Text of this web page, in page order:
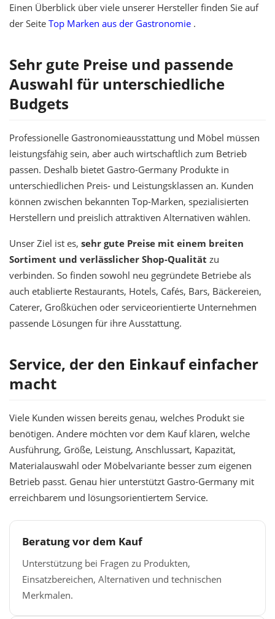
Einen Überblick über viele unserer Hersteller finden Sie auf
der Seite Top Marken aus der Gastronomie .
Sehr gute Preise und passende
Auswahl für unterschiedliche
Budgets
Professionelle Gastronomieausstattung und Möbel müssen
leistungsfähig sein, aber auch wirtschaftlich zum Betrieb
passen. Deshalb bietet Gastro-Germany Produkte in
unterschiedlichen Preis- und Leistungsklassen an. Kunden
können zwischen bekannten Top-Marken, spezialisierten
Herstellern und preislich attraktiven Alternativen wählen.
Unser Ziel ist es, sehr gute Preise mit einem breiten
Sortiment und verlässlicher Shop-Qualität zu
verbinden. So finden sowohl neu gegründete Betriebe als
auch etablierte Restaurants, Hotels, Cafés, Bars, Bäckereien,
Caterer, Großküchen oder serviceorientierte Unternehmen
passende Lösungen für ihre Ausstattung.
Service, der den Einkauf einfacher
macht
Viele Kunden wissen bereits genau, welches Produkt sie
benötigen. Andere möchten vor dem Kauf klären, welche
Ausführung, Größe, Leistung, Anschlussart, Kapazität,
Materialauswahl oder Möbelvariante besser zum eigenen
Betrieb passt. Genau hier unterstützt Gastro-Germany mit
erreichbarem und lösungsorientiertem Service.
Beratung vor dem Kauf
Unterstützung bei Fragen zu Produkten,
Einsatzbereichen, Alternativen und technischen
Merkmalen.